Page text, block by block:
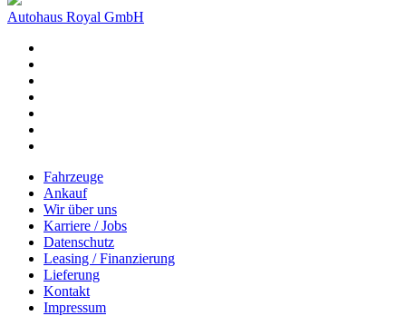
Autohaus Royal GmbH
Fahrzeuge
Ankauf
Wir über uns
Karriere / Jobs
Datenschutz
Leasing / Finanzierung
Lieferung
Kontakt
Impressum